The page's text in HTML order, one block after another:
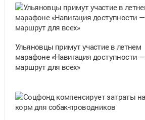
Ульяновцы примут участие в летнем
марафоне «Навигация доступности —
маршрут для всех»